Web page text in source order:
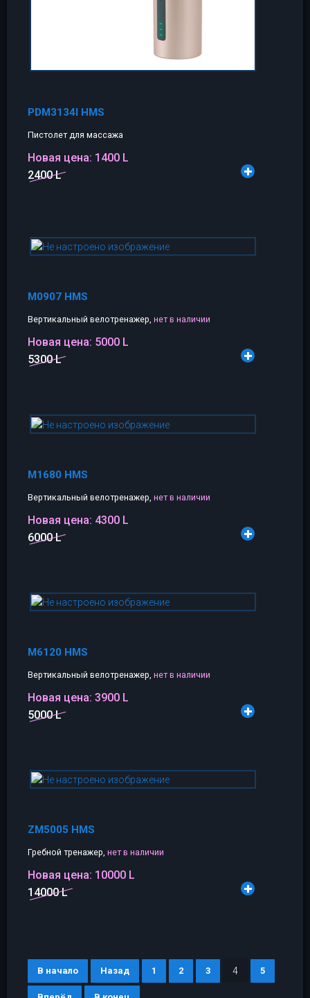
PDM3134I HMS
Пистолет для массажа
Новая цена: 1400 L
2400 L
M0907 HMS
Вертикальный велотренажер, нет в наличии
Новая цена: 5000 L
5300 L
M1680 HMS
Вертикальный велотренажер, нет в наличии
Новая цена: 4300 L
6000 L
M6120 HMS
Вертикальный велотренажер, нет в наличии
Новая цена: 3900 L
5000 L
ZM5005 HMS
Гребной тренажер, нет в наличии
Новая цена: 10000 L
14000 L
В начало Назад 1 2 3 4 5